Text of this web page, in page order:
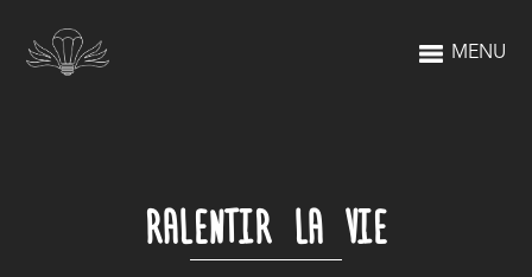
MENU
RALENTIR LA VIE